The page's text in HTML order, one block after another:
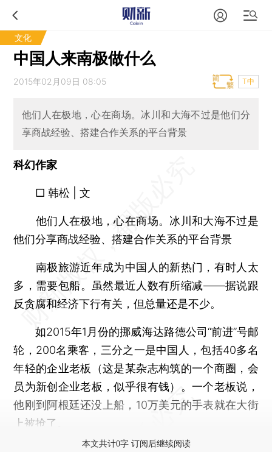
文化
中国人来南极做什么
2015年02月09日 08:05 T中
他们人在极地，心在商场。冰川和大海不过是他们分
享商战经验、搭建合作关系的平台背景
科幻作家
□ 韩松 | 文
他们人在极地，心在商场。冰川和大海不过是
他们分享商战经验、搭建合作关系的平台背景
南极旅游近年成为中国人的新热门，有时人太
多，需要包船。虽然最近人数有所缩减——据说跟
反贪腐和经济下行有关，但总量还是不少。
如2015年1月份的挪威海达路德公司“前进”号邮
轮，200名乘客，三分之一是中国人，包括40多名
年轻的企业老板（这是某杂志构筑的一个商圈，会
员为新创企业老板，似乎很有钱）。一个老板说，
他刚到阿根廷还没上船，10万美元的手表就在大街
上被抢了。
本文共计0字 订阅后继续阅读